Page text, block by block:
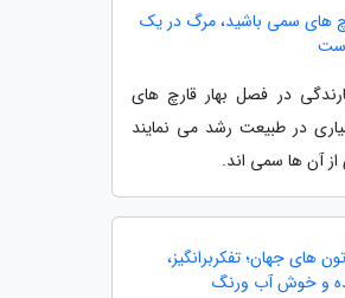
های سمی باشید، مرگ در یک
در فصل بهار قارچ های
در طبیعت رشد می نمایند
آن ها سمی اند.
های جهان؛ تفکربرانگیز،
و خوش آب ورنگ